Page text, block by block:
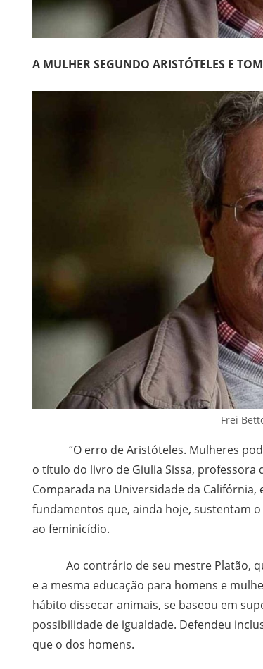
A MULHER SEGUNDO ARISTÓTELES E
Frei
“O erro de Aristóteles. Mulheres
o título do livro de Giulia Sissa, professora
Comparada na Universidade da Califórnia,
fundamentos que, ainda hoje, sustentam
ao feminicídio.
Ao contrário de seu mestre Platão,
e a mesma educação para homens e
hábito dissecar animais, se baseou em
possibilidade de igualdade. Defendeu
que o dos homens.